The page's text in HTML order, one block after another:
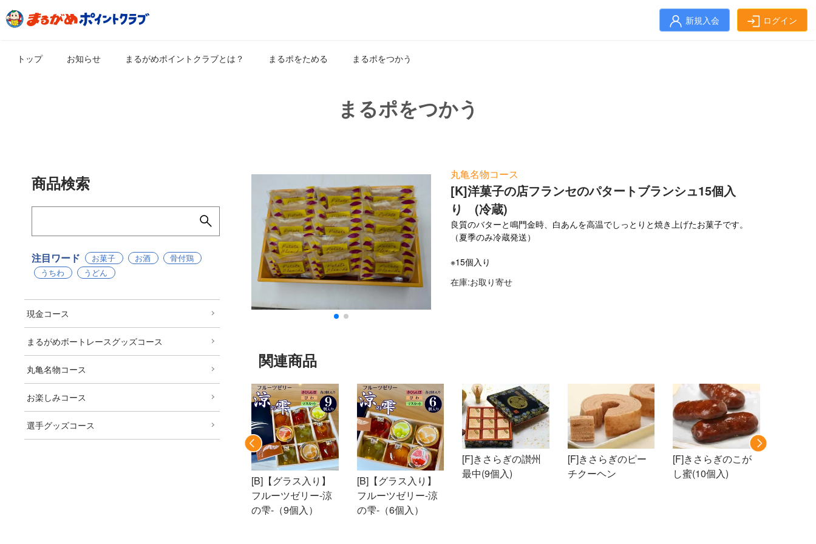
新規入会 ログイン
トップ お知らせ まるがめポイントクラブとは？ まるポをためる まるポをつかう
まるポをつかう
商品検索
注目ワード お菓子 お酒
骨付鶏
うちわ
うどん
現金コース
まるがめボートレースグッズコース
丸亀名物コース
お楽しみコース
選手グッズコース
丸亀名物コース
[K]洋菓子の店フランセのパタートブランシュ15個入
り (冷蔵)
良質のバターと鳴門金時、白あんを高温でしっとりと焼き上げたお菓子です。
（夏季のみ冷蔵発送）
※15個入り
在庫:お取り寄せ
関連商品
[B]【グラス入り】
フルーツゼリー-涼
の雫-（9個入）
[B]【グラス入り】
フルーツゼリー-涼
の雫-（6個入）
[F]きさらぎの讃州
最中(9個入)
[F]きさらぎのピー
チクーヘン
[F]きさらぎのこが
し蜜(10個入)